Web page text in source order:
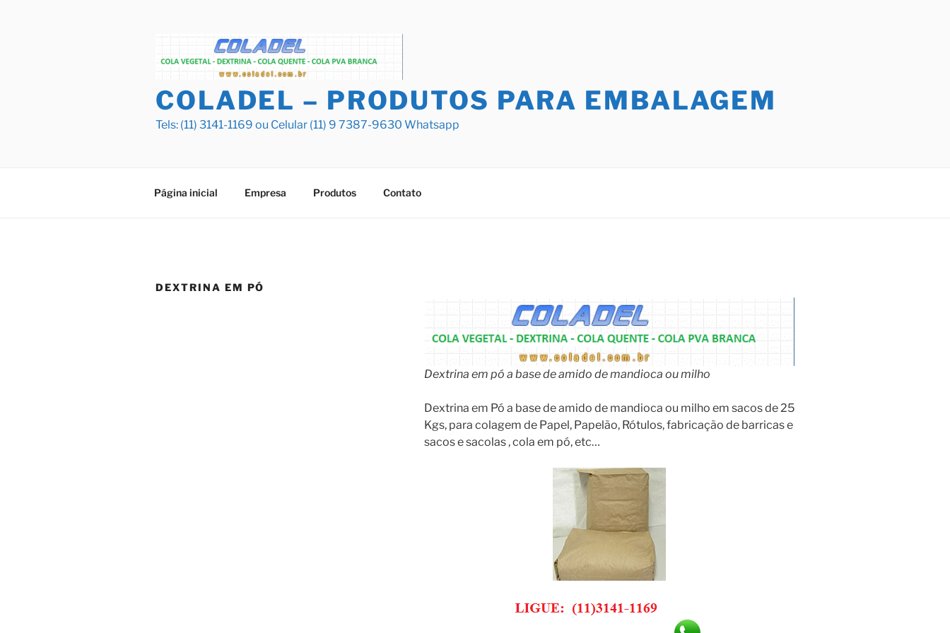
COLADEL – PRODUTOS PARA EMBALAGEM
Tels: (11) 3141-1169 ou Celular (11) 9 7387-9630 Whatsapp
Página inicial Empresa Produtos Contato
DEXTRINA EM PÓ
Dextrina em pó a base de amido de mandioca ou milho
Dextrina em Pó a base de amido de mandioca ou milho em sacos de 25
Kgs, para colagem de Papel, Papelão, Rótulos, fabricação de barricas e
sacos e sacolas , cola em pó, etc…